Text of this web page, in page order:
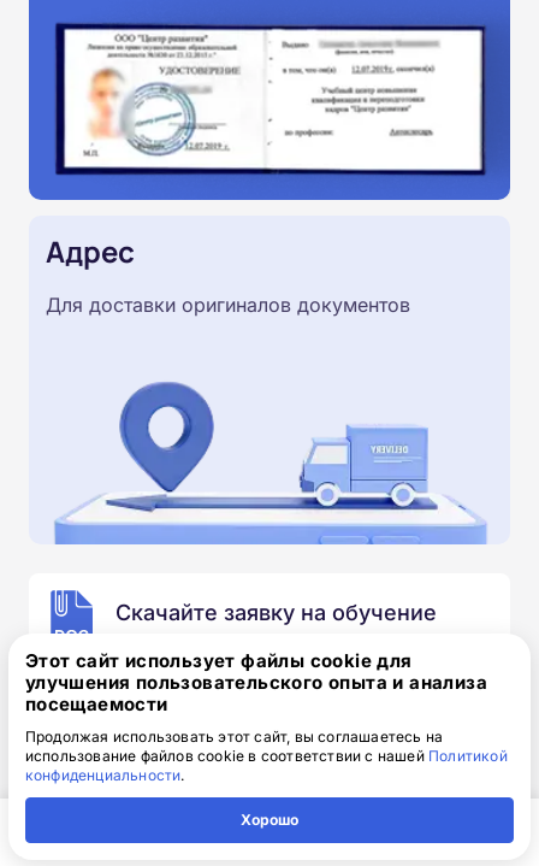
Адрес
Для доставки оригиналов документов
Скачайте заявку на обучение
Скачайте шаблон, заполните и отправьте по
электронной почте
Обязательно укажите контактный номер телефон.
Наш специалист свяжется с вами и утонит все
детали.
Этот сайт использует файлы cookie для
улучшения пользовательского опыта и анализа
посещаемости
Продолжая использовать этот сайт, вы соглашаетесь на
использование файлов cookie в соответствии с нашей Политикой
конфиденциальности.
Хорошо